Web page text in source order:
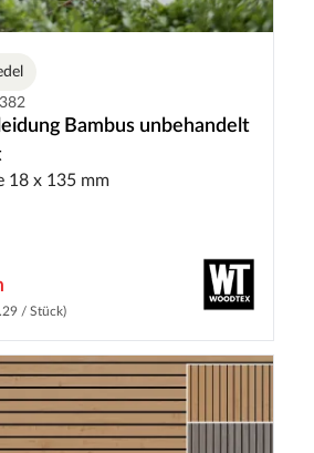
Bambus unbehandelt
18 x 135 mm
/ Stück)